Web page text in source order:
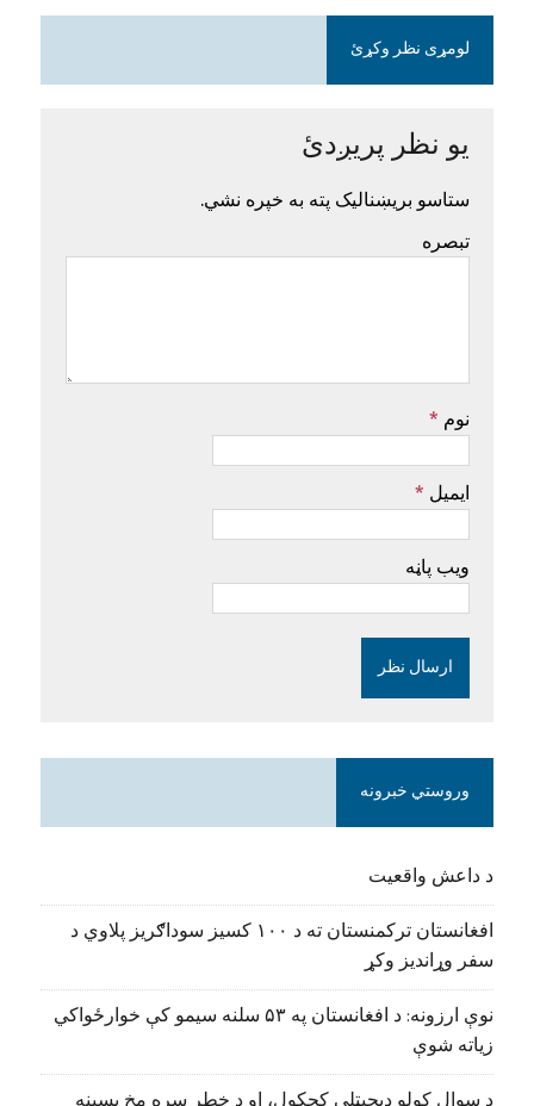
لومړی نظر وکړئ
یو نظر پریږدئ
ستاسو بریښنالیک پته به خپره نشي.
تبصره
نوم *
ایمیل *
ویب پاڼه
وروستي خبرونه
د داعش واقعیت
افغانستان ترکمنستان ته د ۱۰۰ کسیز سوداګریز پلاوي د
سفر وړاندیز وکړ
نوې ارزونه: د افغانستان په ۵۳ سلنه سیمو کې خوارځواکي
زیاته شوې